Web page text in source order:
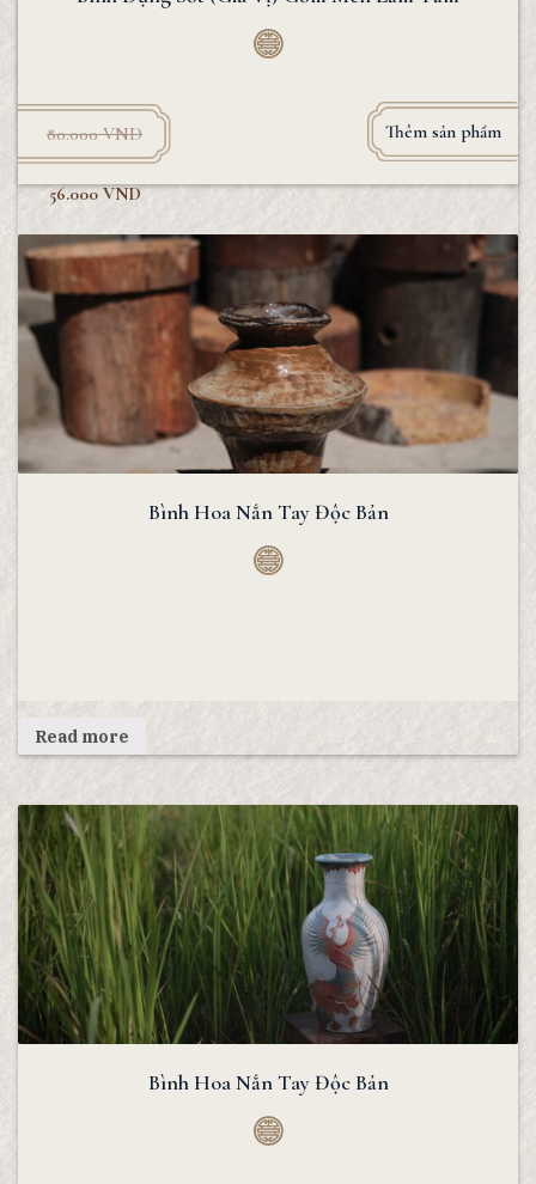
80.000VND
56.000VND
Thêm sản phẩm
Bình Hoa Nắn Tay Độc Bản
Read more
Bình Hoa Nắn Tay Độc Bản